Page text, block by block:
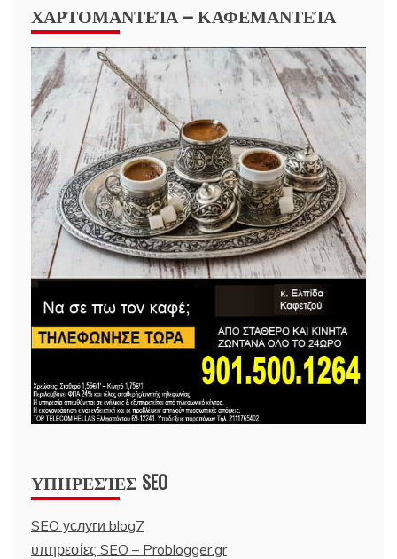
ΧΑΡΤΟΜΑΝΤΕΊΑ – ΚΑΦΕΜΑΝΤΕΊΑ
ΥΠΗΡΕΣΊΕΣ SEO
SEO услуги blog7
υπηρεσίες SEO – Problogger.gr